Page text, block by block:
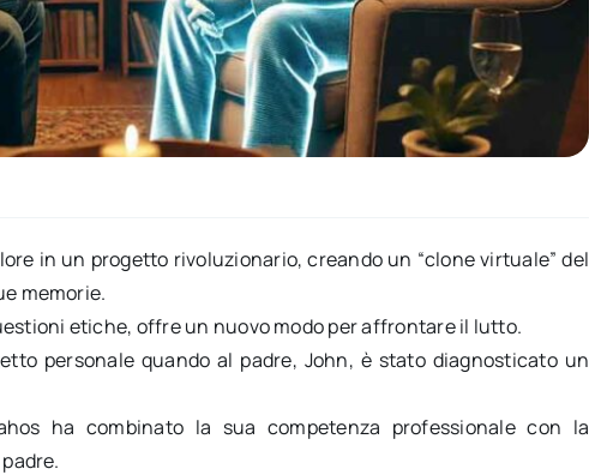
in un progetto rivoluzionario, creando un “clone virtuale” del
memorie.
etiche, offre un nuovo modo per affrontare il lutto.
personale quando al padre, John, è stato diagnosticato un
ha combinato la sua competenza professionale con la